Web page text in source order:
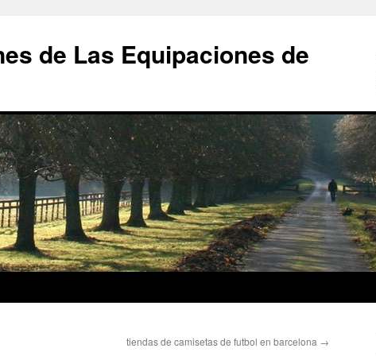
de Las Equipaciones de
tiendas de camisetas de futbol en barcelona →